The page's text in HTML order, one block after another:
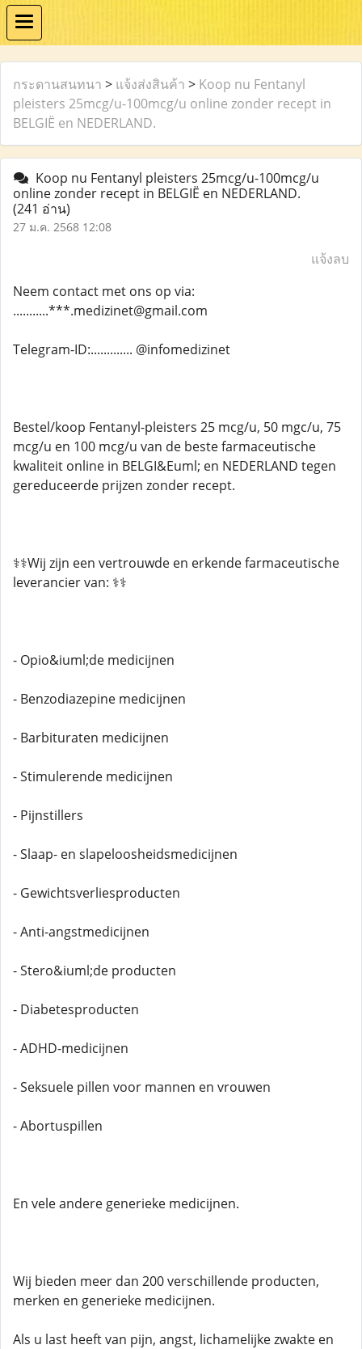
กระดานสนทนา > แจ้งส่งสินค้า > Koop nu Fentanyl
pleisters 25mcg/u-100mcg/u online zonder recept in
BELGIË en NEDERLAND.
Koop nu Fentanyl pleisters 25mcg/u-100mcg/u
online zonder recept in BELGIË en NEDERLAND.
(241 อ่าน)
27 ม.ค. 2568 12:08
แจ้งลบ
Neem contact met ons op via:
...........***.medizinet@gmail.com
Telegram-ID:............. @infomedizinet
Bestel/koop Fentanyl-pleisters 25 mcg/u, 50 mgc/u, 75
mcg/u en 100 mcg/u van de beste farmaceutische
kwaliteit online in BELGI&Euml; en NEDERLAND tegen
gereduceerde prijzen zonder recept.
⚕️⚕️Wij zijn een vertrouwde en erkende farmaceutische
leverancier van: ⚕️⚕️
- Opio&iuml;de medicijnen
- Benzodiazepine medicijnen
- Barbituraten medicijnen
- Stimulerende medicijnen
- Pijnstillers
- Slaap- en slapeloosheidsmedicijnen
- Gewichtsverliesproducten
- Anti-angstmedicijnen
- Stero&iuml;de producten
- Diabetesproducten
- ADHD-medicijnen
- Seksuele pillen voor mannen en vrouwen
- Abortuspillen
En vele andere generieke medicijnen.
Wij bieden meer dan 200 verschillende producten,
merken en generieke medicijnen.
Als u last heeft van pijn, angst, lichamelijke zwakte en